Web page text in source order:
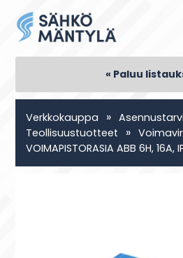
« Paluu
Verkkokauppa »
Teollisuustuotteet »
VOIMAPISTORASIA ABB 6H, 16A,